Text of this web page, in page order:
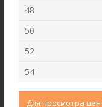
48
50
52
54
Для просмотра цен